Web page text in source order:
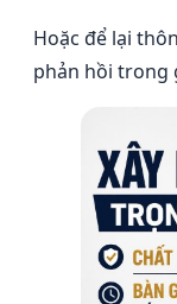
Hoặc để lại
phản hồi trong